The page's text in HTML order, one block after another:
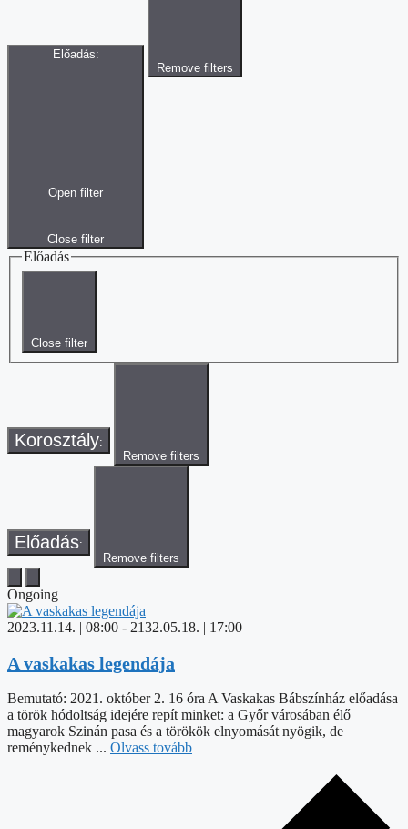
Előadás:
Open filter
Close filter
Remove filters
Előadás
Close filter
Korosztály:
Remove filters
Előadás:
Remove filters
Ongoing
2023.11.14. | 08:00 - 2132.05.18. | 17:00
A vaskakas legendája
Bemutató: 2021. október 2. 16 óra A Vaskakas Bábszínház előadása
a török hódoltság idejére repít minket: a Győr városában élő
magyarok Szinán pasa és a törökök elnyomását nyögik, de
reménykednek ... Olvass tovább